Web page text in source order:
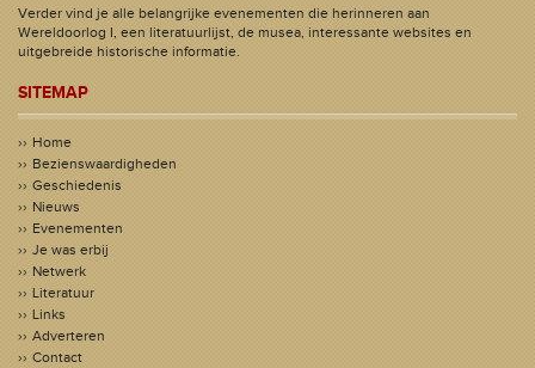
Verder vind je alle belangrijke evenementen die herinneren aan
Wereldoorlog I, een literatuurlijst, de musea, interessante websites en
uitgebreide historische informatie.
SITEMAP
Home
Bezienswaardigheden
Geschiedenis
Nieuws
Evenementen
Je was erbij
Netwerk
Literatuur
Links
Adverteren
Contact